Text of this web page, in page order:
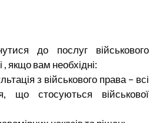
до послуг військового
, якщо вам необхідні:
з військового права – всі
що стосуються військової